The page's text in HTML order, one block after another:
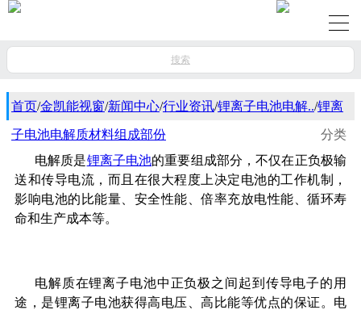
搜索
首页/金凯能视窗/新闻中心/行业资讯/锂离子电池电解../锂离
子电池电解质材料组成部份
分类
电解质是锂离子电池的重要组成部分，不仅在正负极输
送和传导电流，而且在很大程度上决定电池的工作机制，
影响电池的比能量、安全性能、倍率充放电性能、循环寿
命和生产成本等。
电解质在锂离子电池中正负极之间起到传导电子的用
途，是锂离子电池获得高电压、高比能等优点的保证。电